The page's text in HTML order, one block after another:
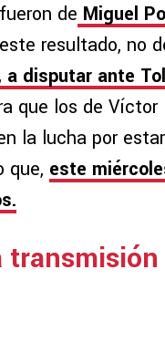
de Miguel
resultado, no
a disputar ante
que los de
la lucha por
que, este